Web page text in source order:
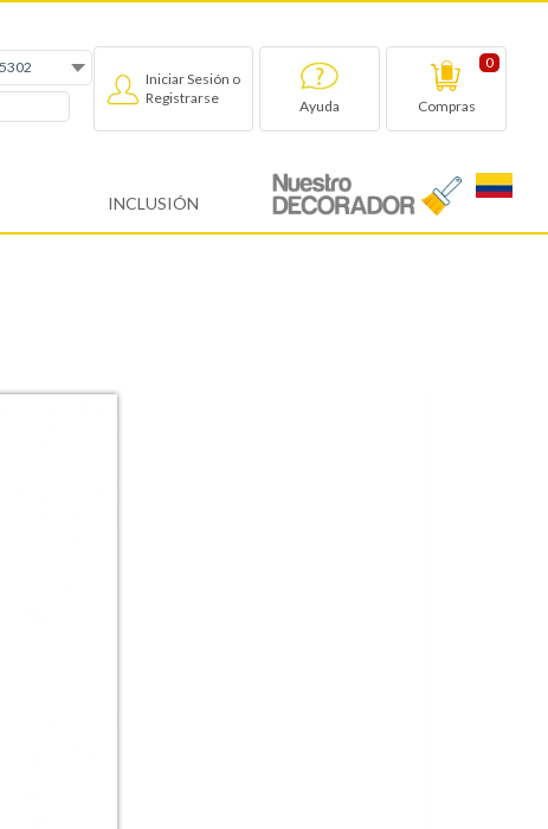
Iniciar Sesión o
Registrarse
Ayuda
0
Compras
INCLUSIÓN